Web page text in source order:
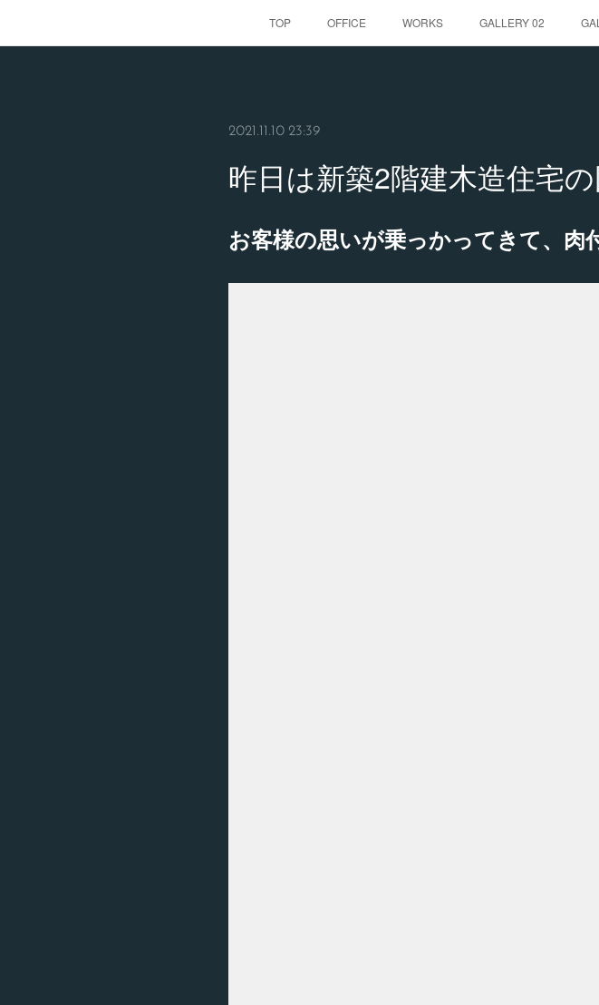
TOP OFFICE WORKS GALLERY 02
2021.11.10 23:39
昨日は新築2階建木造住宅
お客様の思いが乗っかってきて、肉